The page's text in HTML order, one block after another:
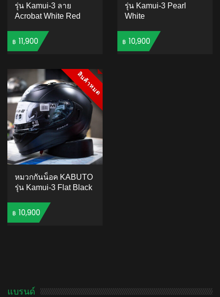
รุ่น Kamui-3 ลาย
Acrobat White Red
฿ 11,900
รุ่น Kamui-3 Pearl
White
฿ 10,900
สินค้าหมด
สินค้าหมด
หมวกกันน็อค KABUTO
รุ่น Kamui-3 Flat Black
฿ 10,900
แบรนด์